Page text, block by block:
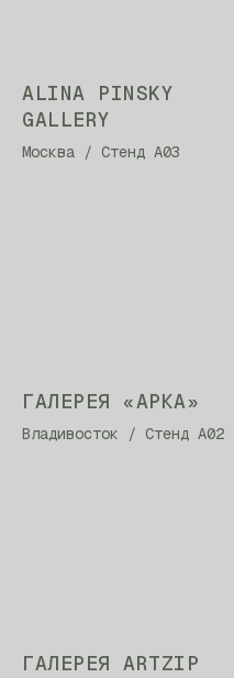
ALINA PINSKY
GALLERY
Москва / Стенд А03
ГАЛЕРЕЯ «АРКА»
Владивосток / Стенд А02
ГАЛЕРЕЯ ARTZIP